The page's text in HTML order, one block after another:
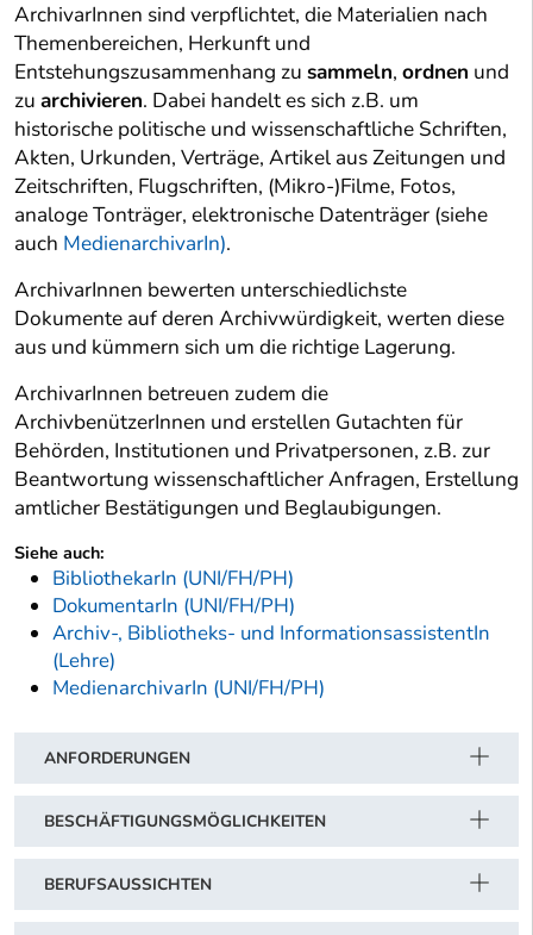
ArchivarInnen sind verpflichtet, die Materialien nach
Themenbereichen, Herkunft und
Entstehungszusammenhang zu sammeln, ordnen und
zu archivieren. Dabei handelt es sich z.B. um
historische politische und wissenschaftliche Schriften,
Akten, Urkunden, Verträge, Artikel aus Zeitungen und
Zeitschriften, Flugschriften, (Mikro-)Filme, Fotos,
analoge Tonträger, elektronische Datenträger (siehe
auch MedienarchivarIn).
ArchivarInnen bewerten unterschiedlichste
Dokumente auf deren Archivwürdigkeit, werten diese
aus und kümmern sich um die richtige Lagerung.
ArchivarInnen betreuen zudem die
ArchivbenützerInnen und erstellen Gutachten für
Behörden, Institutionen und Privatpersonen, z.B. zur
Beantwortung wissenschaftlicher Anfragen, Erstellung
amtlicher Bestätigungen und Beglaubigungen.
Siehe auch:
BibliothekarIn (UNI/FH/PH)
DokumentarIn (UNI/FH/PH)
Archiv-, Bibliotheks- und InformationsassistentIn
(Lehre)
MedienarchivarIn (UNI/FH/PH)
ANFORDERUNGEN
BESCHÄFTIGUNGSMÖGLICHKEITEN
BERUFSAUSSICHTEN